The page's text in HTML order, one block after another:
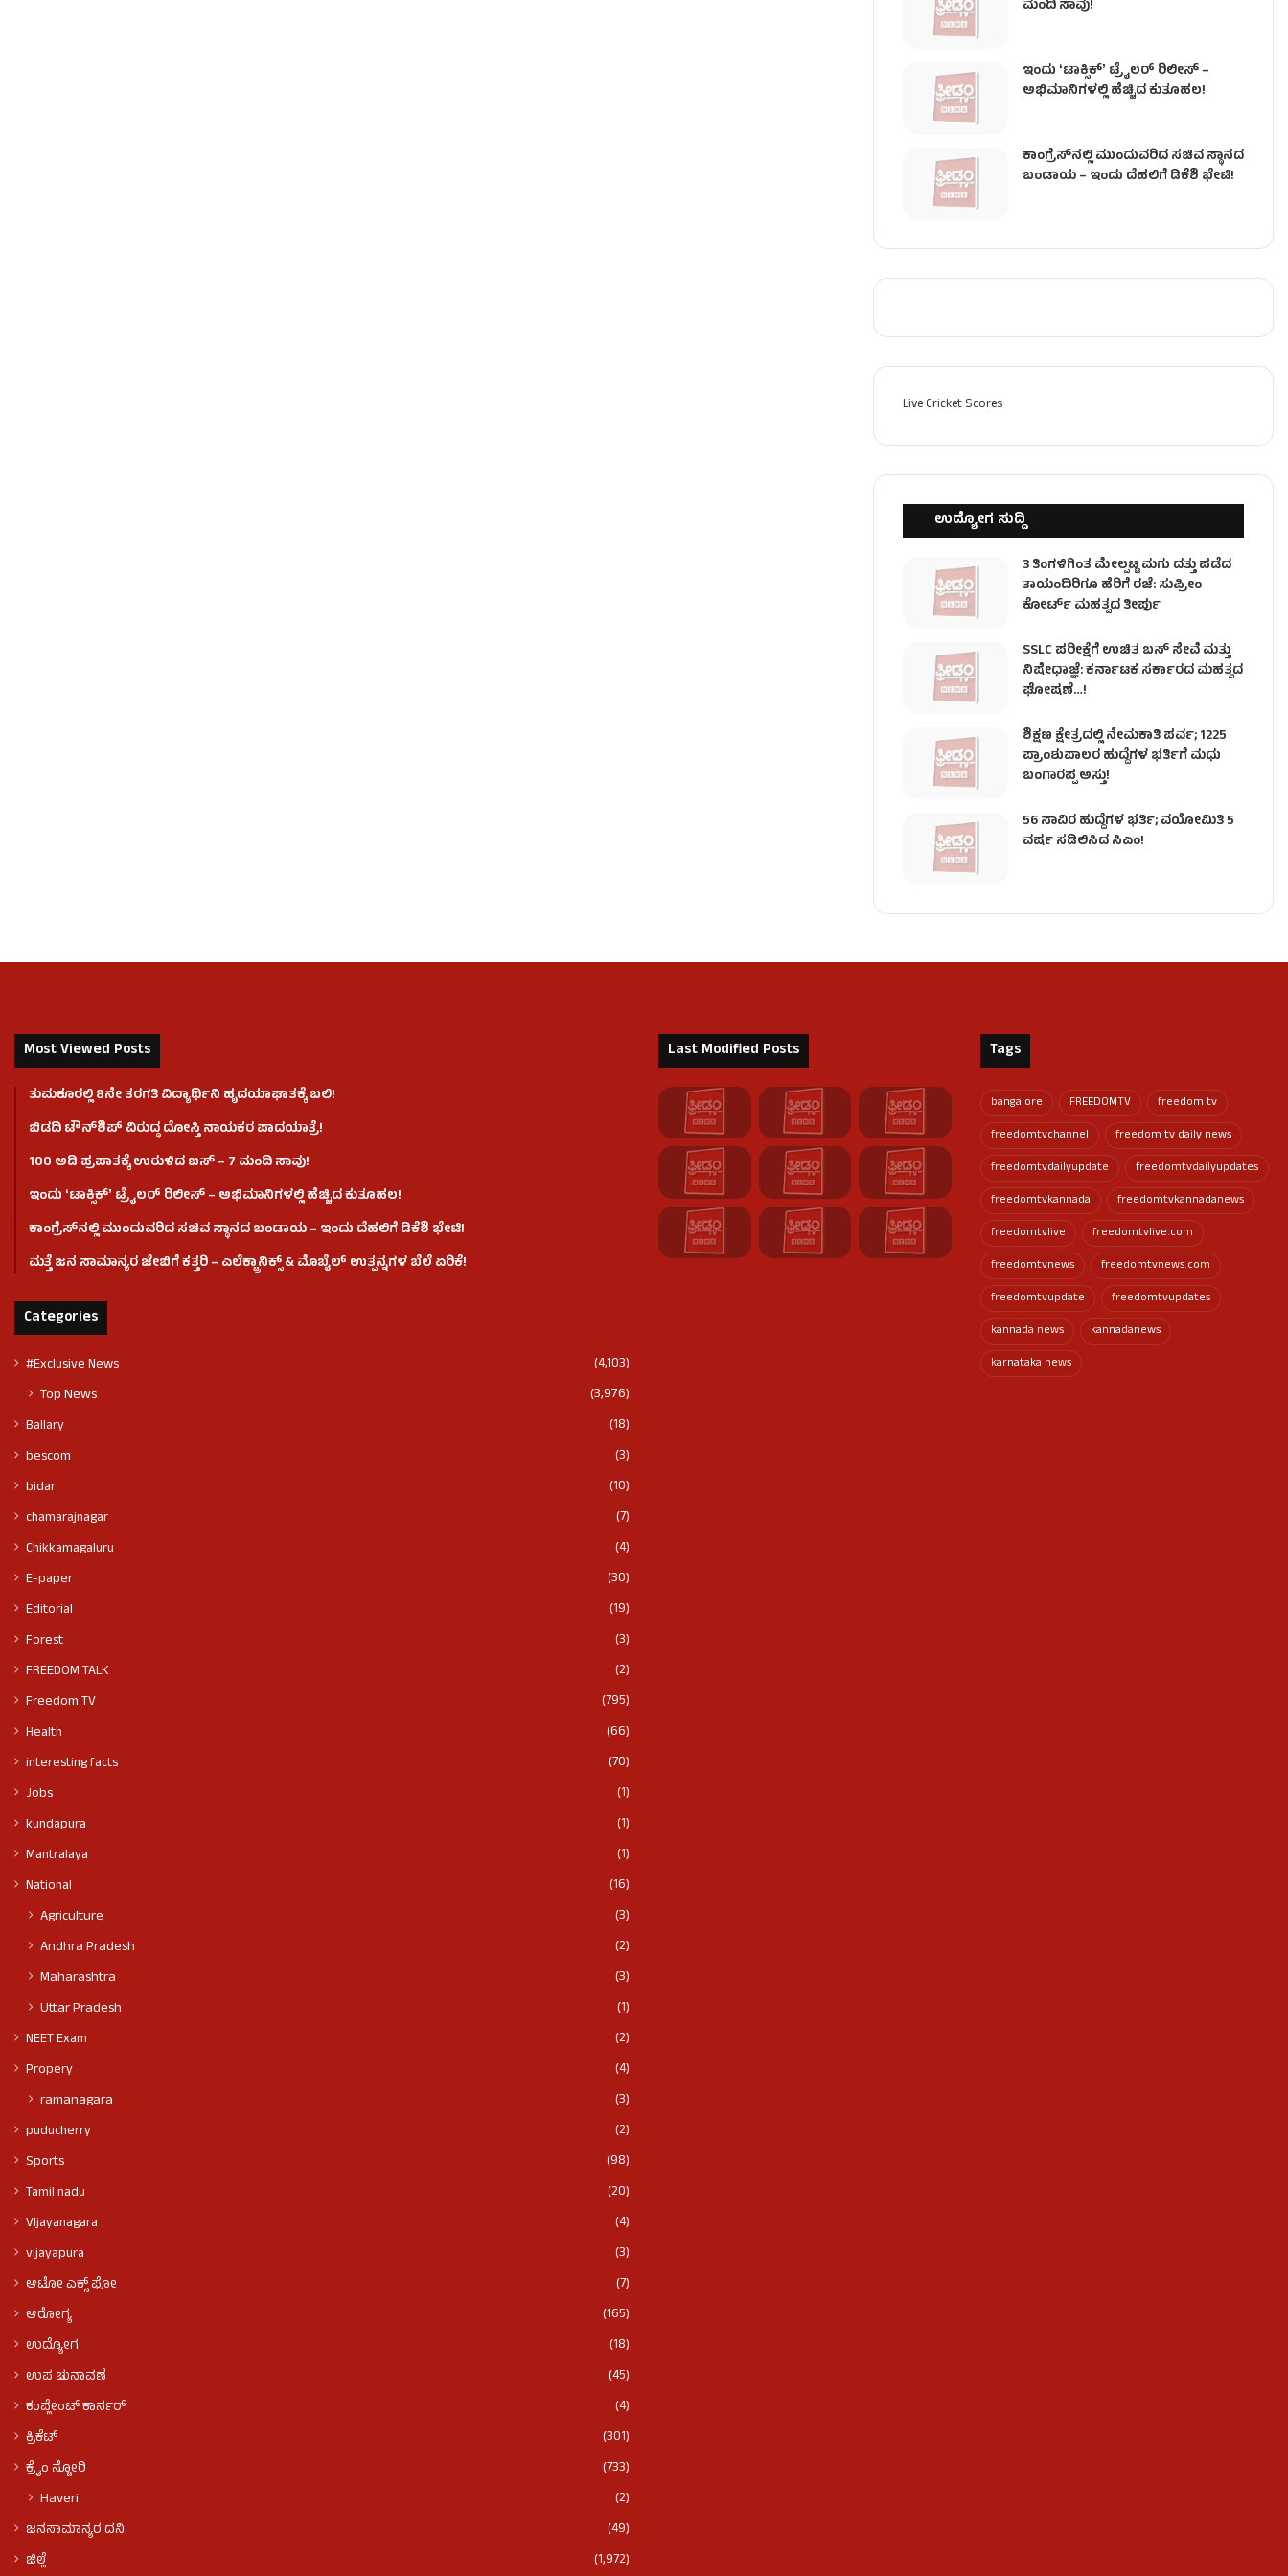
ಮಂದಿ ಸಾವು!
ಇಂದು ʻಟಾಕ್ಸಿಕ್ʼ ಟ್ರೈಲರ್ ರಿಲೀಸ್‌ –
ಅಭಿಮಾನಿಗಳಲ್ಲಿ ಹೆಚ್ಚಿದ ಕುತೂಹಲ!
ಕಾಂಗ್ರೆಸ್​ನಲ್ಲಿ ಮುಂದುವರಿದ ಸಚಿವ ಸ್ಥಾನದ
ಬಂಡಾಯ – ಇಂದು ದೆಹಲಿಗೆ ಡಿಕೆಶಿ ಭೇಟಿ!
Live Cricket Scores
ಉದ್ಯೋಗ ಸುದ್ದಿ
3 ತಿಂಗಳಿಗಿಂತ ಮೇಲ್ಪಟ್ಟ ಮಗು ದತ್ತು ಪಡೆದ
ತಾಯಂದಿರಿಗೂ ಹೆರಿಗೆ ರಜೆ: ಸುಪ್ರೀಂ
ಕೋರ್ಟ್ ಮಹತ್ವದ ತೀರ್ಪು
SSLC ಪರೀಕ್ಷೆಗೆ ಉಚಿತ ಬಸ್ ಸೇವೆ ಮತ್ತು
ನಿಷೇಧಾಜ್ಞೆ: ಕರ್ನಾಟಕ ಸರ್ಕಾರದ ಮಹತ್ವದ
ಘೋಷಣೆ…!
ಶಿಕ್ಷಣ ಕ್ಷೇತ್ರದಲ್ಲಿ ನೇಮಕಾತಿ ಪರ್ವ; 1225
ಪ್ರಾಂಶುಪಾಲರ ಹುದ್ದೆಗಳ ಭರ್ತಿಗೆ ಮಧು
ಬಂಗಾರಪ್ಪ ಅಸ್ತು!
56 ಸಾವಿರ ಹುದ್ದೆಗಳ ಭರ್ತಿ; ವಯೋಮಿತಿ 5
ವರ್ಷ ಸಡಿಲಿಸಿದ ಸಿಎಂ!
Most Viewed Posts
ತುಮಕೂರಲ್ಲಿ 8ನೇ ತರಗತಿ ವಿದ್ಯಾರ್ಥಿನಿ ಹೃದಯಾಘಾತಕ್ಕೆ ಬಲಿ!
ಬಿಡದಿ ಟೌನ್‌ಶಿಪ್‌ ವಿರುದ್ಧ ದೋಸ್ತಿ ನಾಯಕರ ಪಾದಯಾತ್ರೆ!
100 ಅಡಿ ಪ್ರಪಾತಕ್ಕೆ ಉರುಳಿದ ಬಸ್‌ – 7 ಮಂದಿ ಸಾವು!
ಇಂದು ʻಟಾಕ್ಸಿಕ್ʼ ಟ್ರೈಲರ್ ರಿಲೀಸ್‌ – ಅಭಿಮಾನಿಗಳಲ್ಲಿ ಹೆಚ್ಚಿದ ಕುತೂಹಲ!
ಕಾಂಗ್ರೆಸ್​ನಲ್ಲಿ ಮುಂದುವರಿದ ಸಚಿವ ಸ್ಥಾನದ ಬಂಡಾಯ – ಇಂದು ದೆಹಲಿಗೆ ಡಿಕೆಶಿ ಭೇಟಿ!
ಮತ್ತೆ ಜನ ಸಾಮಾನ್ಯರ ಜೇಬಿಗೆ ಕತ್ತರಿ – ಎಲೆಕ್ಟ್ರಾನಿಕ್ಸ್ & ಮೊಬೈಲ್ ಉತ್ಪನ್ನಗಳ ಬೆಲೆ ಏರಿಕೆ!
Categories
#Exclusive News (4,103)
Top News (3,976)
Ballary
(18)
bescom
(3)
bidar
(10)
chamarajnagar
(7)
Chikkamagaluru
(4)
E-paper
(30)
Editorial
(19)
Forest
(3)
FREEDOM TALK
(2)
Freedom TV
(795)
Health
(66)
interesting facts
(70)
Jobs
(1)
kundapura
(1)
Mantralaya
(1)
National
(16)
Agriculture
(3)
Andhra Pradesh
(2)
Maharashtra
(3)
Uttar Pradesh
(1)
NEET Exam
(2)
Propery
(4)
ramanagara (3)
puducherry
(2)
Sports
(98)
Tamil nadu
(20)
VIjayanagara
(4)
vijayapura
(3)
ಆಟೋ ಎಕ್ಸ್ ಪೋ
(7)
ಆರೋಗ್ಯ
(165)
ಉದ್ಯೋಗ
(18)
ಉಪ ಚುನಾವಣೆ
(45)
ಕಂಪ್ಲೇಂಟ್ ಕಾರ್ನರ್
(4)
ಕ್ರಿಕೆಟ್
(301)
ಕ್ರೈಂ ಸ್ಟೋರಿ
(733)
Haveri (2)
ಜನಸಾಮಾನ್ಯರ ದನಿ
(49)
ಜಿಲ್ಲೆ
(1,972)
Last Modified Posts Tags
bangalore FREEDOMTV
freedom tv
freedomtvchannel
freedom tv daily news
freedomtvdailyupdate
freedomtvdailyupdates
freedomtvkannada
freedomtvkannadanews
freedomtvlive
freedomtvlive.com
freedomtvnews
freedomtvnews.com
freedomtvupdate
freedomtvupdates
kannada news
kannadanews
karnataka news